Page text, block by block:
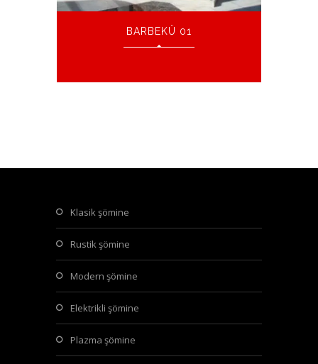
BARBEKÜ 01
klasik şömine
rustik şömine
modern şömine
elektrikli şömine
plazma şömine